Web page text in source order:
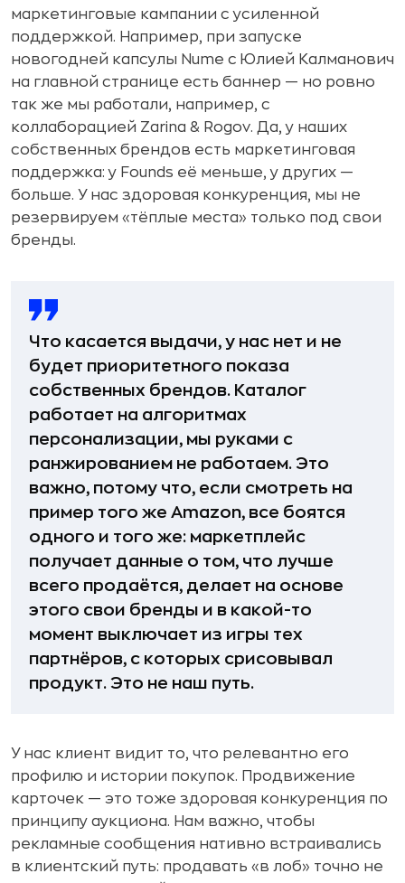
маркетинговые кампании с усиленной
поддержкой. Например, при запуске
новогодней капсулы Nume с Юлией Калманович
на главной странице есть баннер — но ровно
так же мы работали, например, с
коллаборацией Zarina & Rogov. Да, у наших
собственных брендов есть маркетинговая
поддержка: у Founds её меньше, у других —
больше. У нас здоровая конкуренция, мы не
резервируем «тёплые места» только под свои
бренды.
Что касается выдачи, у нас нет и не
будет приоритетного показа
собственных брендов. Каталог
работает на алгоритмах
персонализации, мы руками с
ранжированием не работаем. Это
важно, потому что, если смотреть на
пример того же Amazon, все боятся
одного и того же: маркетплейс
получает данные о том, что лучше
всего продаётся, делает на основе
этого свои бренды и в какой-то
момент выключает из игры тех
партнёров, с которых срисовывал
продукт. Это не наш путь.
У нас клиент видит то, что релевантно его
профилю и истории покупок. Продвижение
карточек — это тоже здоровая конкуренция по
принципу аукциона. Нам важно, чтобы
рекламные сообщения нативно встраивались
в клиентский путь: продавать «в лоб» точно не